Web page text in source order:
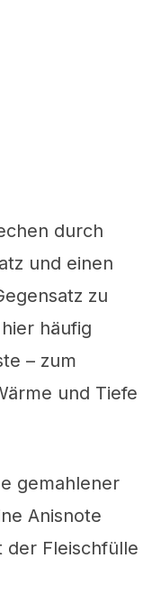
durch
und einen
zu
häufig
– zum
und Tiefe
gemahlener
Anisnote
Fleischfülle